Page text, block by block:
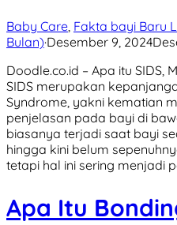
Baby Care, Fakta bayi Baru
Bulan)·Desember 9, 2024
Doodle.co.id – Apa itu SIDS,
SIDS merupakan
Syndrome, yakni kematian
penjelasan pada bayi di
biasanya terjadi saat bayi
hingga kini belum
tetapi hal ini sering menjadi
Apa Itu